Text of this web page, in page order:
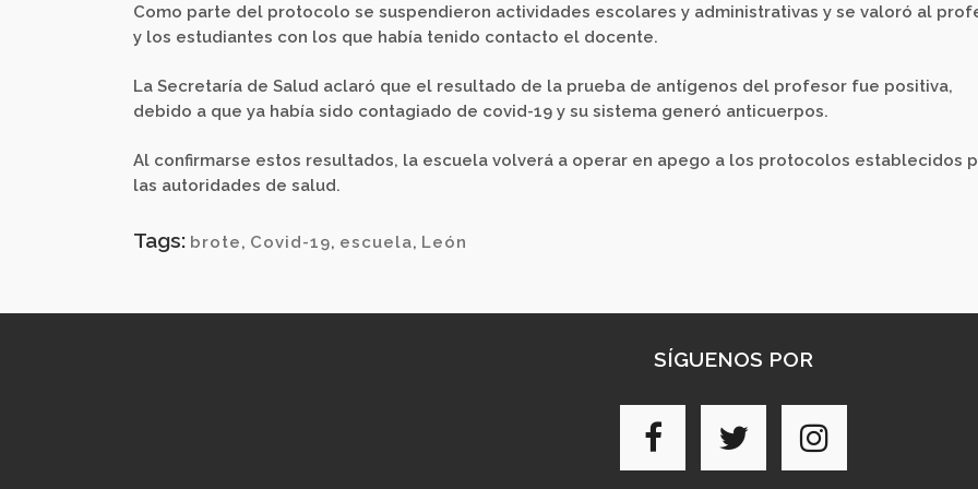
Como parte del protocolo se suspendieron actividades escolares y administrativas y se valoró al
y los estudiantes con los que había tenido contacto el docente.
La Secretaría de Salud aclaró que el resultado de la prueba de antígenos del profesor fue positiva,
debido a que ya había sido contagiado de covid-19 y su sistema generó anticuerpos.
Al confirmarse estos resultados, la escuela volverá a operar en apego a los protocolos establecidos
las autoridades de salud.
Tags: brote, Covid-19, escuela, León
SÍGUENOS POR